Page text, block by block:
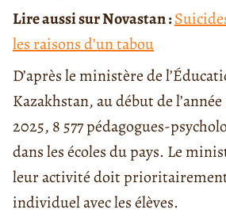
Lire aussi sur Novastan :
les raisons d’un tabou
D’après le ministère de
Kazakhstan, au début de
2025, 8 577 pédagogues-
dans les écoles du pays. Le
leur activité doit
individuel avec les élèves.